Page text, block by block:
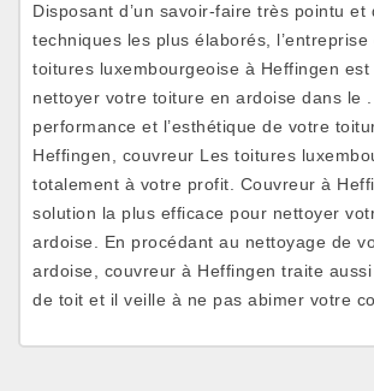
Disposant d’un savoir-faire très pointu et
techniques les plus élaborés,
toitures luxembourgeoise à Heffingen est
nettoyer votre toiture en ardoise dans le
performance et l’esthétique de votre
Heffingen, couvreur Les toitures
totalement à votre profit. Couvreur à
solution la plus efficace pour nettoyer
ardoise. En procédant au nettoyage de
ardoise, couvreur à Heffingen traite
de toit et il veille à ne pas abimer votre